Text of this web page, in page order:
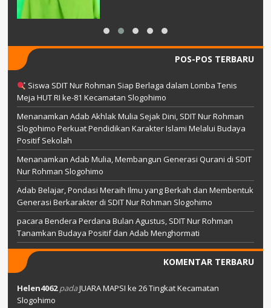
POS-POS TERBARU
Siswa SDIT Nur Rohman Siap Berlaga dalam Lomba Tenis
Meja HUT RI ke-81 Kecamatan Slogohimo
Menanamkan Adab Akhlak Mulia Sejak Dini, SDIT Nur Rohman
Slogohimo Perkuat Pendidikan Karakter Islami Melalui Budaya
Positif Sekolah
Menanamkan Adab Mulia, Membangun Generasi Qurani di SDIT
Nur Rohman Slogohimo
Adab Belajar, Pondasi Meraih Ilmu yang Berkah dan Membentuk
Generasi Berkarakter di SDIT Nur Rohman Slogohimo
pacara Bendera Perdana Bulan Agustus, SDIT Nur Rohman
Tanamkan Budaya Positif dan Adab Menghormati
KOMENTAR TERBARU
Helen4062padaJUARA MAPSI ke 26 Tingkat Kecamatan
Slogohimo